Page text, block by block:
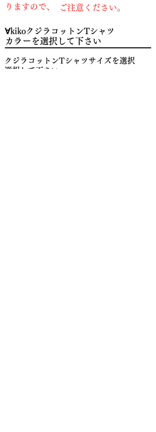
りますので、
​ご注意ください。
∀kikoクジラコットンTシャツ
クジラコットンTシャツサイズを選択